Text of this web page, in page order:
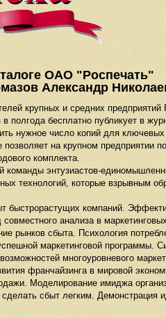
ОАО "Роспечать"
Александр
крупных и средних предприятий
полгода бесплатно публикует в
нужное число копий для
на крупном предприятии
комплекта.
команды энтузиастов-
технологий, которые взрывным
быстрорастущих компаний.
анализа в
рынков сбыта. Психология
маркетинговой программы.
многоуровневого
франчайзинга в мировой
Моделирование имиджа
сбыт легким. Демонстрация